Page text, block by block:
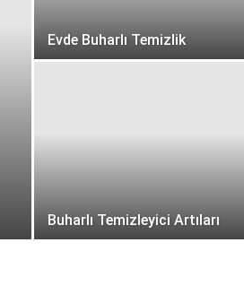
Evde Buharlı Temizlik
Buharlı Temizleyici Artıları